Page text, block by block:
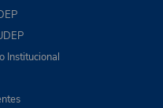
Institucional